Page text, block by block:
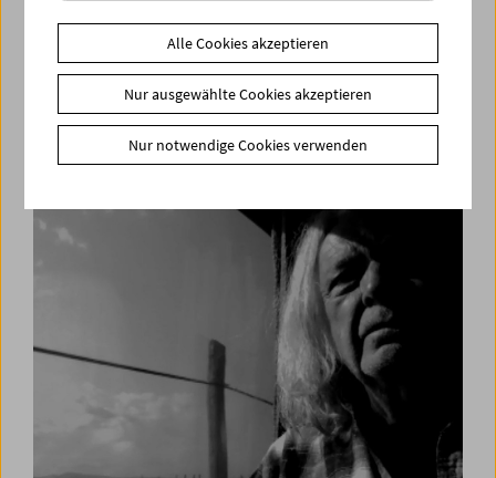
The Last Machine
Analoge Filmkunst aus Berlin, Paris, Wien
Alle Cookies akzeptieren
Nur ausgewählte Cookies akzeptieren
Nur notwendige Cookies verwenden